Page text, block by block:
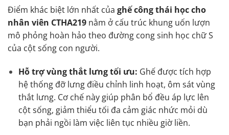
Điểm khác biệt lớn nhất của ghế công thái học cho
nhân viên CTHA219 nằm ở cấu trúc khung uốn lượn
mô phỏng hoàn hảo theo đường cong sinh học chữ S
của cột sống con người.
Hỗ trợ vùng thắt lưng tối ưu: Ghế được tích hợp
hệ thống đỡ lưng điều chỉnh linh hoạt, ôm sát vùng
thắt lưng. Cơ chế này giúp phân bổ đều áp lực lên
cột sống, giảm thiểu tối đa cảm giác nhức mỏi dù
bạn phải ngồi làm việc liên tục nhiều giờ liền.